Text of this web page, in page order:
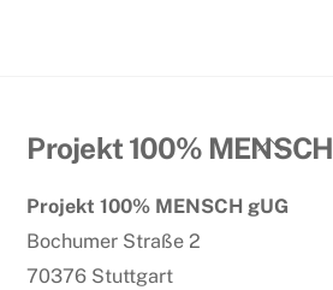
Back
Top
Projekt 100% MENSCH
Projekt 100% MENSCH gUG
Bochumer Straße 2
70376 Stuttgart